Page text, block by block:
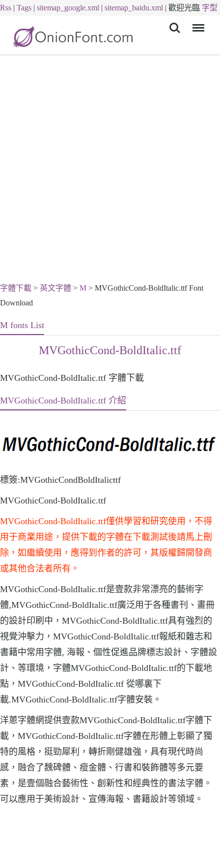
Rss | Tags | sitemap_google.xml | sitemap_baidu.xml | 歡迎光臨 字型
字體下載 > 英文字體 > M > MVGothicCond-BoldItalic.ttf Font
Download
M fonts List
MVGothicCond-BoldItalic.ttf
MVGothicCond-BoldItalic.ttf 字體下載
MVGothicCond-BoldItalic.ttf 介紹
標簽:MVGothicCondBoldItalicttf
MVGothicCond-BoldItalic.ttf
MVGothicCond-BoldItalic.ttf僅供學習和研究使用，不得
用于商業用途，提供下載的字體在下載測試後請馬上刪
除，如繼續使用，應得到作者的許可，其版權歸開發商
或其他合法者所有。
MVGothicCond-BoldItalic.ttf是壹款非常漂亮的藝術字
體,MVGothicCond-BoldItalic.ttf廣泛用于各種書刊、畫冊
的設計印刷中，MVGothicCond-BoldItalic.ttf具有強烈的
視覺沖擊力，MVGothicCond-BoldItalic.ttf報紙和雜志和
書籍中常用字體, 海報、個性促進品牌標志設計、字體設
計、等環境，字體MVGothicCond-BoldItalic.ttf的下載地
點，MVGothicCond-BoldItalic.ttf 從哪裏下
載.MVGothicCond-BoldItalic.ttf字體安裝。
洋蔥字體網提供壹款MVGothicCond-BoldItalic.ttf字體下
載，MVGothicCond-BoldItalic.ttf字體在形體上彰顯了獨
特的風格，挺勁犀利，轉折剛健雄強，具有現代時尚
感，融合了魏碑體、瘦金體、行書和裝飾體等多元要
素，是壹個融合藝術性、創新性和經典性的書法字體。
可以應用于美術設計、宣傳海報、書籍設計等領域。